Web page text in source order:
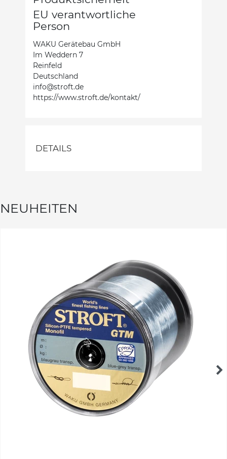
EU verantwortliche
Person
WAKU Gerätebau GmbH
Im Weddern 7
Reinfeld
Deutschland
info@stroft.de
https://www.stroft.de/kontakt/
DETAILS
NEUHEITEN